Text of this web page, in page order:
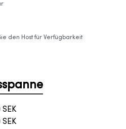
den Host für Verfügbarkeit
SEK
SEK